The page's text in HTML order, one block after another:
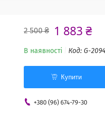
2 500 ₴ 1 883 ₴
В наявності Код: G-
Купити
+380 (96) 674-79-30